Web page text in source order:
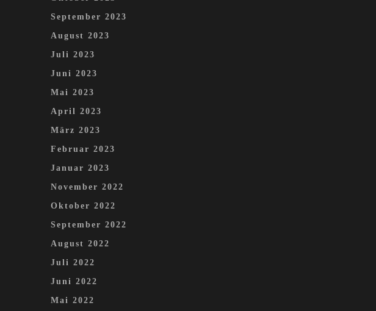
September 2023
August 2023
Juli 2023
Juni 2023
Mai 2023
April 2023
März 2023
Februar 2023
Januar 2023
November 2022
Oktober 2022
September 2022
August 2022
Juli 2022
Juni 2022
Mai 2022